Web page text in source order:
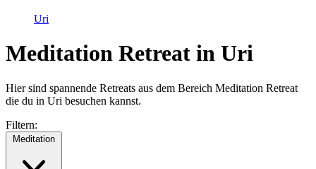
Uri
Meditation Retreat in Uri
Hier sind spannende Retreats aus dem Bereich Meditation Retreat
die du in Uri besuchen kannst.
Filtern:
Meditation